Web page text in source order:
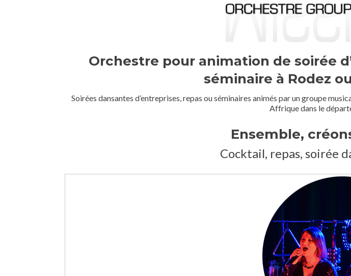
Orchestre pour animation de soirée
séminaire à Rodez
Soirées dansantes d’entreprises, repas ou séminaires animés par un groupe
Affrique dans le
Ensemble,
Cocktail, repas, soirée